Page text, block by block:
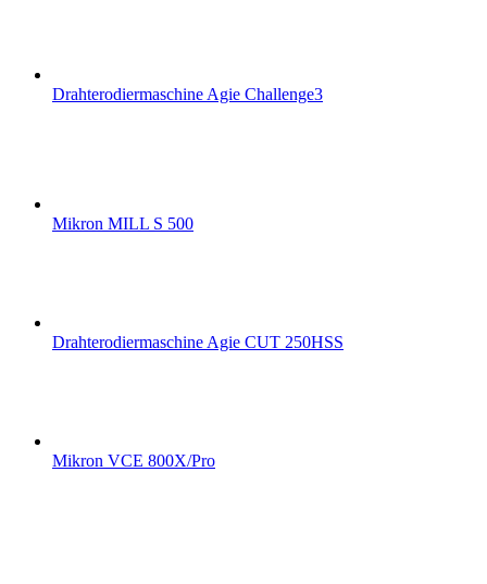
Drahterodiermaschine Agie Challenge3
Mikron MILL S 500
Drahterodiermaschine Agie CUT 250HSS
Mikron VCE 800X/Pro